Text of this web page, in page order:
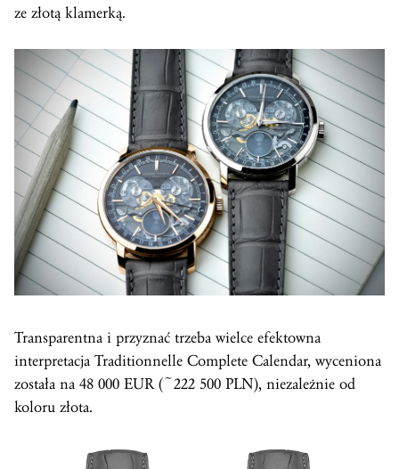
ze złotą klamerką.
Transparentna i przyznać trzeba wielce efektowna
interpretacja Traditionnelle Complete Calendar, wyceniona
została na 48 000 EUR (~222 500 PLN), niezależnie od
koloru złota.